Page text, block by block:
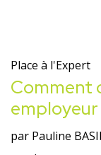
Place à l'Expert
Comment
par Pauline